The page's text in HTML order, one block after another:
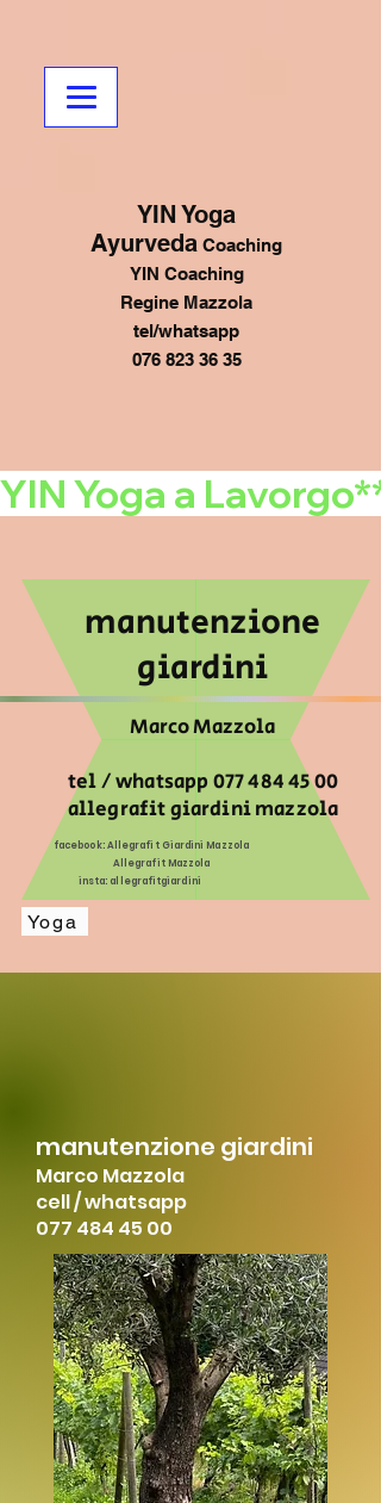
YIN Yoga
Ayurveda Coaching
YIN Coaching
Regine Mazzola
tel/whatsapp
076 823 36 35
YIN Yoga a
manutenzione
giardini
Marco Mazzola
tel / whatsapp077 484 45 00
allegrafit giardini mazzola
facebook: Allegrafit Giardini Mazzola
Allegrafit Mazzola
insta: allegrafitgiardini
Yoga
manutenzione giardini
Marco Mazzola
cell / whatsapp
077 484 45 00